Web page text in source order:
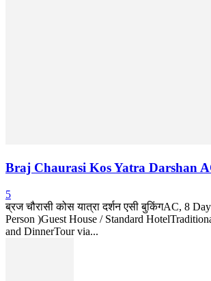
Braj Chaurasi Kos Yatra Darshan
5
ब्रज चौरासी कोस यात्रा दर्शन एसी बुकिंगAC, 8
Person )Guest House / Standard
and DinnerTour via...